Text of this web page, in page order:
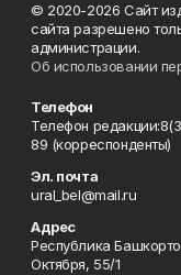
© 2020-2026 Сайт
сайта разрешено
администрации.
Об использовании
Телефон
Телефон
89 (корреспонденты)
Эл. почта
ural_bel@mail.ru
Адрес
Республика
Октября, 55/1